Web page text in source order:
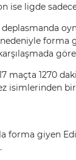
ise ligde
deplasmanda
nedeniyle
maçta 1270
isimlerinden
forma giyen